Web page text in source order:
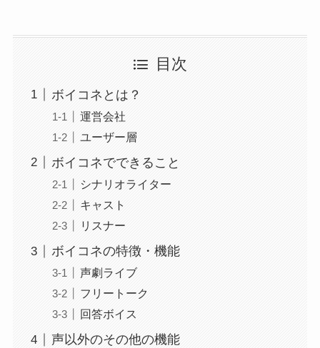
目次
ボイコネとは？
運営会社
ユーザー層
ボイコネでできること
シナリオライター
キャスト
リスナー
ボイコネの特徴・機能
声劇ライブ
フリートーク
回答ボイス
声以外のその他の機能